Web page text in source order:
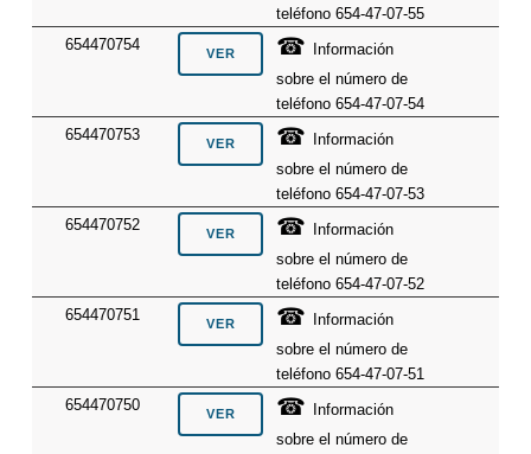
teléfono 654-47-07-55
654470754
☎
Información
sobre el número de
teléfono 654-47-07-54
654470753
☎
Información
sobre el número de
teléfono 654-47-07-53
654470752
☎
Información
sobre el número de
teléfono 654-47-07-52
654470751
☎
Información
sobre el número de
teléfono 654-47-07-51
654470750
☎
Información
sobre el número de